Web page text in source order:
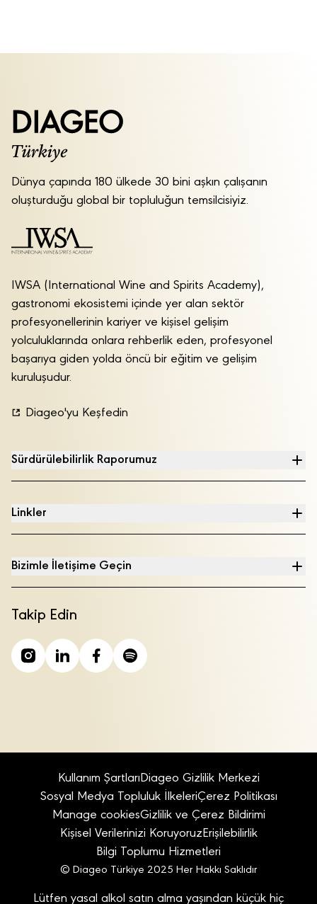
Dünya çapında 180 ülkede 30 bini aşkın çalışanın
oluşturduğu global bir topluluğun temsilcisiyiz.
IWSA (International Wine and Spirits Academy),
gastronomi ekosistemi içinde yer alan sektör
profesyonellerinin kariyer ve kişisel gelişim
yolculuklarında onlara rehberlik eden, profesyonel
başarıya giden yolda öncü bir eğitim ve gelişim
kuruluşudur.
Diageo'yu Keşfedin
Sürdürülebilirlik Raporumuz
Linkler
Bizimle İletişime Geçin
Takip Edin
Kullanım ŞartlarıDiageo Gizlilik Merkezi
Sosyal Medya Topluluk İlkeleriÇerez Politikası
Manage cookiesGizlilik ve Çerez Bildirimi
Kişisel Verilerinizi KoruyoruzErişilebilirlik
Bilgi Toplumu Hizmetleri
© Diageo Türkiye 2025 Her Hakkı Saklıdır
Lütfen yasal alkol satın alma yaşından küçük hiç